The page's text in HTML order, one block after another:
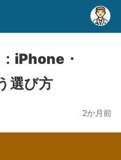
iPhone・
選び方
2か月前